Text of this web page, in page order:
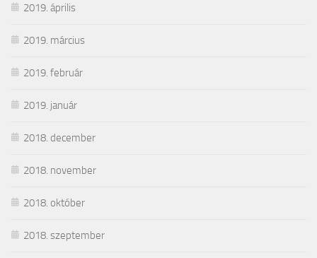
2019. április
2019. március
2019. február
2019. január
2018. december
2018. november
2018. október
2018. szeptember